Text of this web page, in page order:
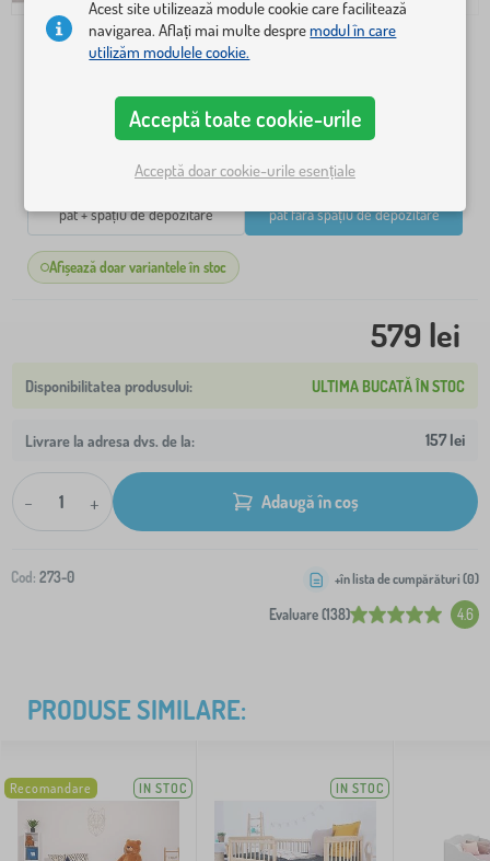
dimensiune paturi
180x80 cm 200x90 cm
pat + spațiu de depozitare pat fără spațiu de depozitare
Afișează doar variantele în stoc
579 lei
ULTIMA BUCATĂ ÎN STOC
Livrare la adresa dvs. de la: 157 lei
- + Adaugă în coș
Cod: 273-0
Evaluare (138) 4.6
+în lista de cumpărături (0)
PRODUSE SIMILARE:
Recomandare IN STOC IN STOC
Acest site utilizează module cookie care facilitează
navigarea. Aflați mai multe despremodul în care
utilizăm modulele cookie.
Acceptă toate cookie-urile
Acceptă doar cookie-urile esențiale